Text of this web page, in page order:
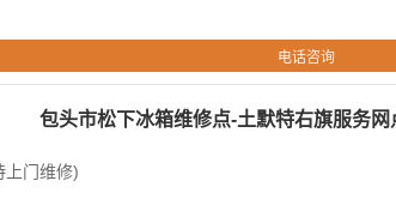
电话咨询
包头市松下冰箱维修点-土默特右旗服务网
上门维修)